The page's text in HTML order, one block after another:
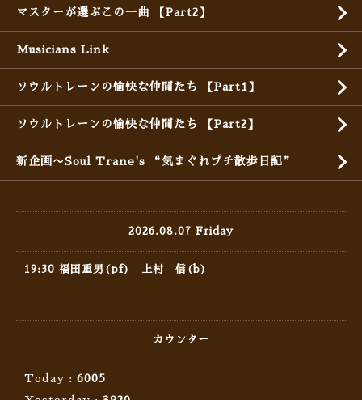
マスターが選ぶこの一曲 【Part2】
Musicians Link
ソウルトレーンの愉快な仲間たち 【Part1】
ソウルトレーンの愉快な仲間たち 【Part2】
新企画〜Soul Trane's “気まぐれプチ散歩日記”
2026.08.07 Friday
19:30 福田重男(pf) 上村 信(b)
カウンター
Today : 6005